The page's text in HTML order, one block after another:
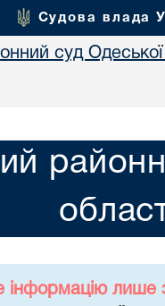
Судова влада
суд Одеської
інформацію лише